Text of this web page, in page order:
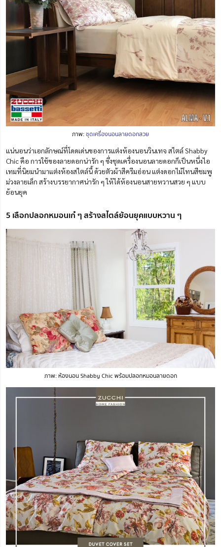
ภาพ:ชุดเครื่องนอนลายดอกสวย
แน่นอนว่าเอกลักษณ์ที่โดดเด่นของการแต่งห้องนอนวินเทจ สไตล์ Shabby
Chic คือ การใช้ของลายดอกน่ารัก ๆ ซึ่งชุดเครื่องนอนลายดอกก็เป็นหนึ่งไอ
เทมที่นิยมนำมาแต่งห้องสไตล์นี้ ด้วยตัวผ้าสีครีมอ่อน แต่งดอกไม้โทนสีชมพู
ม่วงลายเล็ก สร้างบรรยากาศน่ารัก ๆ ให้ได้ห้องนอนสายหวานสวย ๆ แบบ
ย้อนยุค
5 เลือกปลอกหมอนเก๋ ๆ สร้างสไตล์ย้อนยุคแบบหวาน ๆ
ภาพ: ห้องนอน Shabby Chic พร้อมปลอกหมอนลายดอก